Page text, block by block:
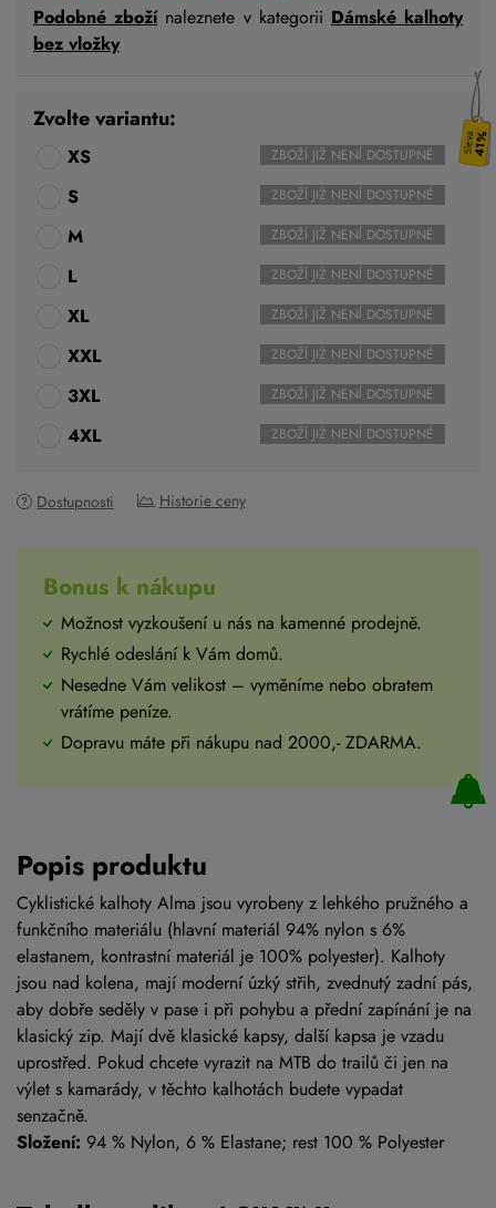
Podobné zbožínaleznete v kategorii Dámské kalhoty
bez vložky
41%
Zvolte variantu:
XS ZBOŽÍ JIŽ NENÍ DOSTUPNÉ
S ZBOŽÍ JIŽ NENÍ DOSTUPNÉ
M ZBOŽÍ JIŽ NENÍ DOSTUPNÉ
L ZBOŽÍ JIŽ NENÍ DOSTUPNÉ
XL ZBOŽÍ JIŽ NENÍ DOSTUPNÉ
XXL ZBOŽÍ JIŽ NENÍ DOSTUPNÉ
3XL ZBOŽÍ JIŽ NENÍ DOSTUPNÉ
4XL ZBOŽÍ JIŽ NENÍ DOSTUPNÉ
Dostupnosti Historie ceny
Bonus k nákupu
Možnost vyzkoušení u nás na kamenné prodejně.
Rychlé odeslání k Vám domů.
Nesedne Vám velikost – vyměníme nebo obratem
vrátíme peníze.
Dopravu máte při nákupu nad 2000,- ZDARMA.
Popis produktu
Cyklistické kalhoty Alma jsou vyrobeny z lehkého pružného a
funkčního materiálu (hlavní materiál 94% nylon s 6%
elastanem, kontrastní materiál je 100% polyester). Kalhoty
jsou nad kolena, mají moderní úzký střih, zvednutý zadní pás,
aby dobře seděly v pase i při pohybu a přední zapínání je na
klasický zip. Mají dvě klasické kapsy, další kapsa je vzadu
uprostřed. Pokud chcete vyrazit na MTB do trailů či jen na
výlet s kamarády, v těchto kalhotách budete vypadat
senzačně.
Složení: 94 % Nylon, 6 % Elastane; rest 100 % Polyester